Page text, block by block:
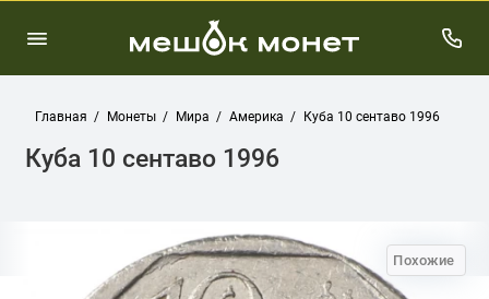
Главная Монеты Мира Америка Куба 10 сентаво 1996
Куба 10 сентаво 1996
Похожие